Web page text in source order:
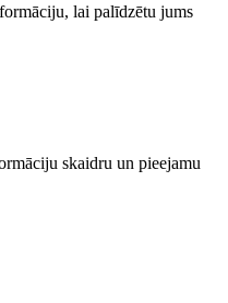
lai palīdzētu jums
skaidru un pieejamu